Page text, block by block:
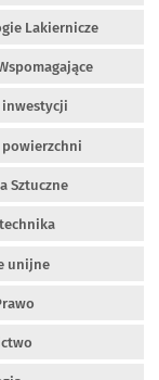
Lakiernicze
inwestycji
Sztuczne
unijne